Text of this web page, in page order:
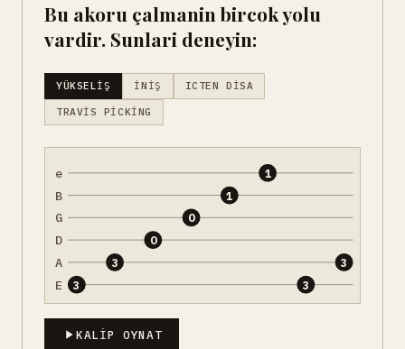
Bu akoru çalmanin bircok yolu
vardir. Sunlari deneyin:
YÜKSELIŞ İNIŞ ICTEN DISA
TRAVIS PICKING
e
B
G
D
A
E 3
3
0
0
1
1
3
3
KALIP OYNAT